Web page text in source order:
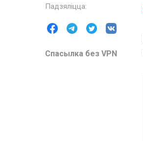
Спасылка без VPN